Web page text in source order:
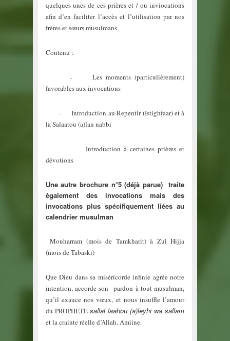
quelques unes de ces prières et / ou inviocations
afin d’en faciliter l’accès et l’utilisation par nos
frères et sœurs musulmans.
Contenu :
- Les moments (particulièrement)
favorables aux invocations
- Introduction au Repentir (Istighfaar) et à
la Salaatou (a)lan nabbi
- Introduction à certaines prières et
dévotions
Une autre brochure n°5 (déjà parue) traite
ègalement des invocations mais des
invocations plus spécifiquement liées au
calendrier musulman
Mouharram (mois de Tamkharit) à Zul Hijja
(mois de Tabaski)
Que Dieu dans sa miséricorde infinie agrée notre
intention, accorde son pardon à tout musulman,
qu’il exauce nos vœux, et nous insuffle l’amour
du PROPHETE sallal laahou (a)leyhi wa sallam
et la crainte réelle d’Allah. Amiine.